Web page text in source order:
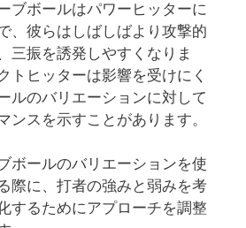
ブボールはパワーヒッターに
、彼らはしばしばより攻撃的
三振を誘発しやすくなりま
トヒッターは影響を受けにく
ルのバリエーションに対して
ンスを示すことがあります。
ボールのバリエーションを使
際に、打者の強みと弱みを考
するためにアプローチを調整